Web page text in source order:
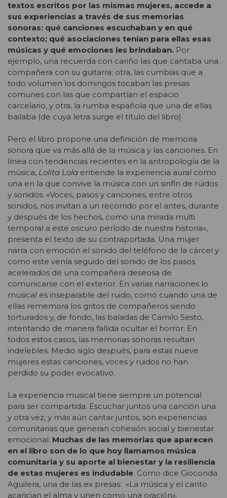
textos escritos por las mismas mujeres, accede a
sus experiencias a través de sus memorias
sonoras: qué canciones escuchaban y en qué
contexto; qué asociaciones tenían para ellas esas
músicas y qué emociones les brindaban. Por
ejemplo, una recuerda con cariño las que cantaba una
compañera con su guitarra; otra, las cumbias que a
todo volumen los domingos tocaban las presas
comunes con las que compartían el espacio
carcelario, y otra, la rumba española que una de ellas
bailaba (de cuya letra surge el título del libro)
Pero el libro propone una definición de memoria
sonora que va más allá de la música y las canciones. En
línea con tendencias recientes en la antropología de la
música, Lolita Lola entiende la experiencia aural como
una en la que convive la música con un sinfín de ruidos
y sonidos. «Voces, pasos y canciones, entre otros
sonidos, nos invitan a un recorrido por el antes, durante
y después de los hechos, como una mirada multi
temporal a este oscuro período de nuestra historia»,
presenta el texto de su contraportada. Una mujer
narra con emoción el sonido del teléfono de la cárcel y
como este venía seguido del sonido de los pasos
acelerados de una compañera deseosa de
comunicarse con el exterior. En varias narraciones lo
musical es inseparable del ruido, como cuando una de
ellas rememora los gritos de compañeros siendo
torturados y, de fondo, las baladas de Camilo Sesto,
intentando de manera fallida ocultar el horror. En
todos estos casos, las memorias sonoras resultan
indelebles. Medio siglo después, para estas nueve
mujeres estas canciones, voces y ruidos no han
perdido su poder evocativo.
La experiencia musical tiene siempre un potencial
para ser compartida. Escuchar juntos una canción una
y otra vez, y más aún cantar juntos, son experiencias
comunitarias que generan cohesión social y bienestar
emocional. Muchas de las memorias que aparecen
en el libro son de lo que hoy llamamos música
comunitaria y su aporte al bienestar y la resiliencia
de estas mujeres es indudable. Como dice Gioconda
Aguilera, una de las ex presas: «La música y el canto
acarician el alma y unen como una oración».